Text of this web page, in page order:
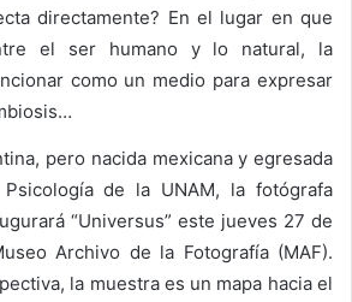
directamente? En el lugar en que
el ser humano y lo natural, la
como un medio para expresar
pero nacida mexicana y egresada
de la UNAM, la fotógrafa
“Universus” este jueves 27 de
Archivo de la Fotografía (MAF).
la muestra es un mapa hacia el